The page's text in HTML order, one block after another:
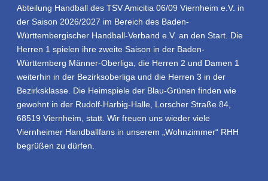
Abteilung Handball des TSV Amicitia 06/09 Viernheim e.V. in
der Saison 2026/2027 im Bereich des Baden-
Württembergischer Handball-Verband e.V. an den Start. Die
Herren 1 spielen ihre zweite Saison in der Baden-
Württemberg Männer-Oberliga, die Herren 2 und Damen 1
weiterhin in der Bezirksoberliga und die Herren 3 in der
Bezirksklasse. Die Heimspiele der Blau-Grünen finden wie
gewohnt in der Rudolf-Harbig-Halle, Lorscher Straße 84,
68519 Viernheim, statt. Wir freuen uns wieder viele
Viernheimer Handballfans in unserem „Wohnzimmer“ RHH
begrüßen zu dürfen.